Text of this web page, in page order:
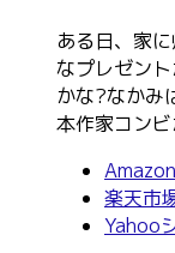
ある日、家
なプレゼン
かな?なかみ
本作家コン
Amazon
楽天市
Yahoo